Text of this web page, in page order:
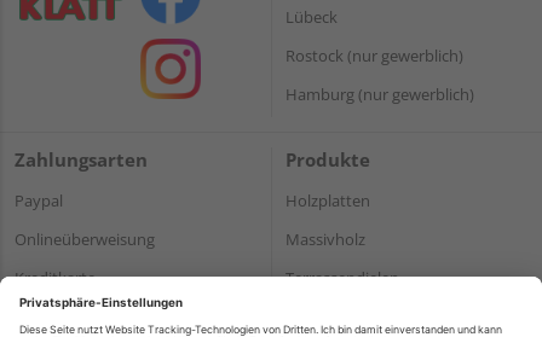
Lübeck
Rostock (nur gewerblich)
Hamburg (nur gewerblich)
Zahlungsarten
Paypal
Onlineüberweisung
Kreditkarte
Produkte
Holzplatten
Massivholz
Terrassendielen